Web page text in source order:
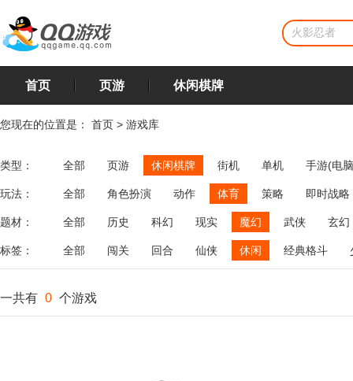
首页 页游 休闲棋牌
您现在的位置是： 首页 > 游戏库
类型： 全部 页游 休闲棋牌 街机 单机 手游(电
玩法： 全部 角色扮演 动作 体育 策略
即时战略
飞行
恋爱 第三人称射击 棋类 牌类 麻将
题材： 全部 历史 科幻 现实 魔幻 武侠 玄幻
标签： 全部 闯关 回合 仙侠 休闲 经典格斗
一共有 0 个游戏